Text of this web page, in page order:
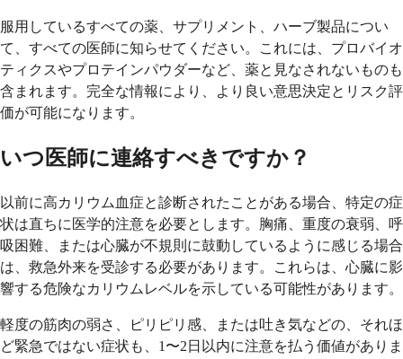
服用しているすべての薬、サプリメント、ハーブ製品につい
て、すべての医師に知らせてください。これには、プロバイオ
ティクスやプロテインパウダーなど、薬と見なされないものも
含まれます。完全な情報により、より良い意思決定とリスク評
価が可能になります。
いつ医師に連絡すべきですか？
以前に高カリウム血症と診断されたことがある場合、特定の症
状は直ちに医学的注意を必要とします。胸痛、重度の衰弱、呼
吸困難、または心臓が不規則に鼓動しているように感じる場合
は、救急外来を受診する必要があります。これらは、心臓に影
響する危険なカリウムレベルを示している可能性があります。
軽度の筋肉の弱さ、ピリピリ感、または吐き気などの、それほ
ど緊急ではない症状も、1〜2日以内に注意を払う価値がありま